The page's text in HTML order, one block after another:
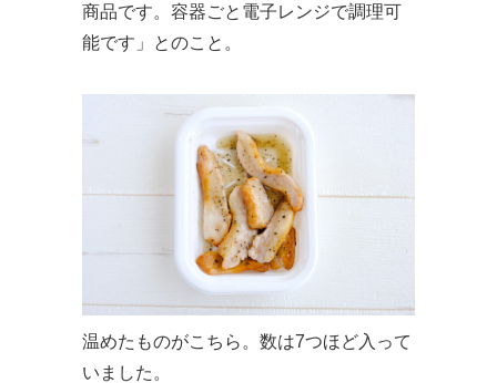
商品です。容器ごと電子レンジで調理可
能です」とのこと。
温めたものがこちら。数は7つほど入って
いました。